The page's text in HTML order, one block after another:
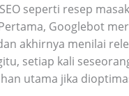
seperti resep
Googlebot
akhirnya menilai
setiap kali
utama jika